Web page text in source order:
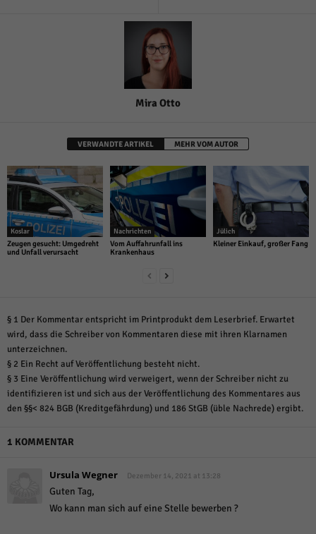
Mira Otto
VERWANDTE ARTIKEL MEHR VOM AUTOR
Koslar
Zeugen gesucht: Umgedreht
und Unfall verursacht
Nachrichten
Vom Auffahrunfall ins
Krankenhaus
Jülich
Kleiner Einkauf, großer Fang
§ 1 Der Kommentar entspricht im Printprodukt dem Leserbrief. Erwartet
wird, dass die Schreiber von Kommentaren diese mit ihren Klarnamen
unterzeichnen.
§ 2 Ein Recht auf Veröffentlichung besteht nicht.
§ 3 Eine Veröffentlichung wird verweigert, wenn der Schreiber nicht zu
identifizieren ist und sich aus der Veröffentlichung des Kommentares aus
den §§< 824 BGB (Kreditgefährdung) und 186 StGB (üble Nachrede) ergibt.
1 KOMMENTAR
Ursula Wegner Dezember 14, 2021 at 13:28
Guten Tag,
Wo kann man sich auf eine Stelle bewerben ?